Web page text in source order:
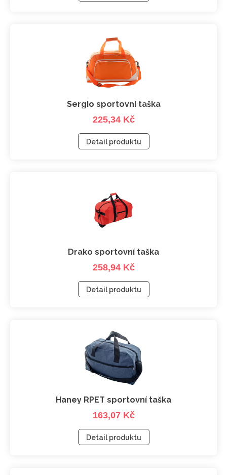
Sergio sportovní taška
225,34 Kč
Detail produktu
Drako sportovní taška
258,94 Kč
Detail produktu
Haney RPET sportovní taška
163,07 Kč
Detail produktu